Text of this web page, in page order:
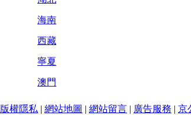
海南
西藏
寧夏
澳門
版權隱私 | 網站地圖 | 網站留言 | 廣告服務 | 京